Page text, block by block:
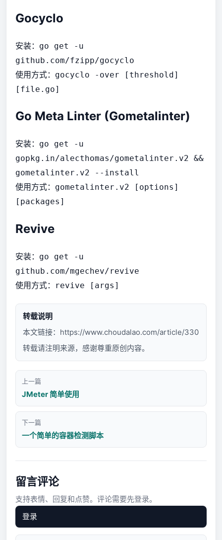
Gocyclo
安装： go get -u
github.com/fzipp/gocyclo
使用方式： gocyclo -over [threshold]
[file.go]
Go Meta Linter (Gometalinter)
安装： go get -u
gopkg.in/alecthomas/gometalinter.v2 &&
gometalinter.v2 --install
使用方式： gometalinter.v2 [options]
[packages]
Revive
安装： go get -u
github.com/mgechev/revive
使用方式： revive [args]
转载说明
本文链接： https://www.choudalao.com/article/330
转载请注明来源，感谢尊重原创内容。
上一篇
JMeter 简单使用
下一篇
一个简单的容器检测脚本
留言评论
支持表情、回复和点赞。评论需要先登录。
登录